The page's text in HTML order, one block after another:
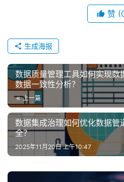
赞
生成海报
数据质量管理工具如何实现数
数据一致性分析？
上一篇
数据集成治理如何优化数据管
全？
2025年11月20日 上午10:47